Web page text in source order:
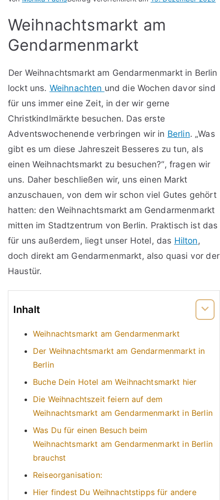
Weihnachtsmarkt am
Gendarmenmarkt
Der Weihnachtsmarkt am Gendarmenmarkt in Berlin
lockt uns. Weihnachten und die Wochen davor sind
für uns immer eine Zeit, in der wir gerne
Christkindlmärkte besuchen. Das erste
Adventswochenende verbringen wir in Berlin. „Was
gibt es um diese Jahreszeit Besseres zu tun, als
einen Weihnachtsmarkt zu besuchen?“, fragen wir
uns. Daher beschließen wir, uns einen Markt
anzuschauen, von dem wir schon viel Gutes gehört
hatten: den Weihnachtsmarkt am Gendarmenmarkt
mitten im Stadtzentrum von Berlin. Praktisch ist das
für uns außerdem, liegt unser Hotel, das Hilton,
doch direkt am Gendarmenmarkt, also quasi vor der
Haustür.
Inhalt
Weihnachtsmarkt am Gendarmenmarkt
Der Weihnachtsmarkt am Gendarmenmarkt in
Berlin
Buche Dein Hotel am Weihnachtsmarkt hier
Die Weihnachtszeit feiern auf dem
Weihnachtsmarkt am Gendarmenmarkt in Berlin
Was Du für einen Besuch beim
Weihnachtsmarkt am Gendarmenmarkt in Berlin
brauchst
Reiseorganisation:
Hier findest Du Weihnachtstipps für andere